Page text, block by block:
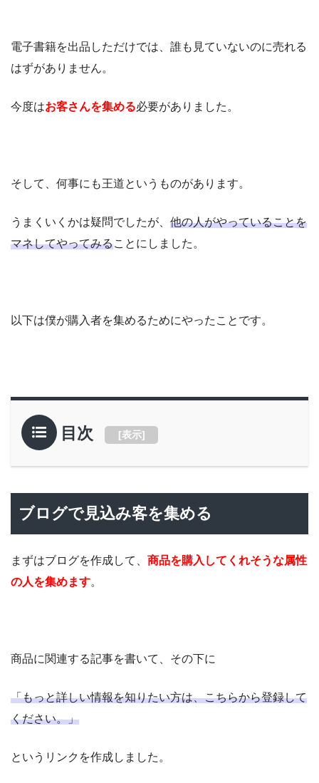
電子書籍を出品しただけでは、誰も見ていないのに売れる
はずがありません。
今度はお客さんを集める必要がありました。
そして、何事にも王道というものがあります。
うまくいくかは疑問でしたが、 他の人がやっていることを
マネしてやってみることにしました。
以下は僕が購入者を集めるためにやったことです。
目次 [表示]
ブログで見込み客を集める
まずはブログを作成して、 商品を購入してくれそうな属性
の人を集めます。
商品に関連する記事を書いて、その下に
「もっと詳しい情報を知りたい方は、こちらから登録して
ください。」
というリンクを作成しました。